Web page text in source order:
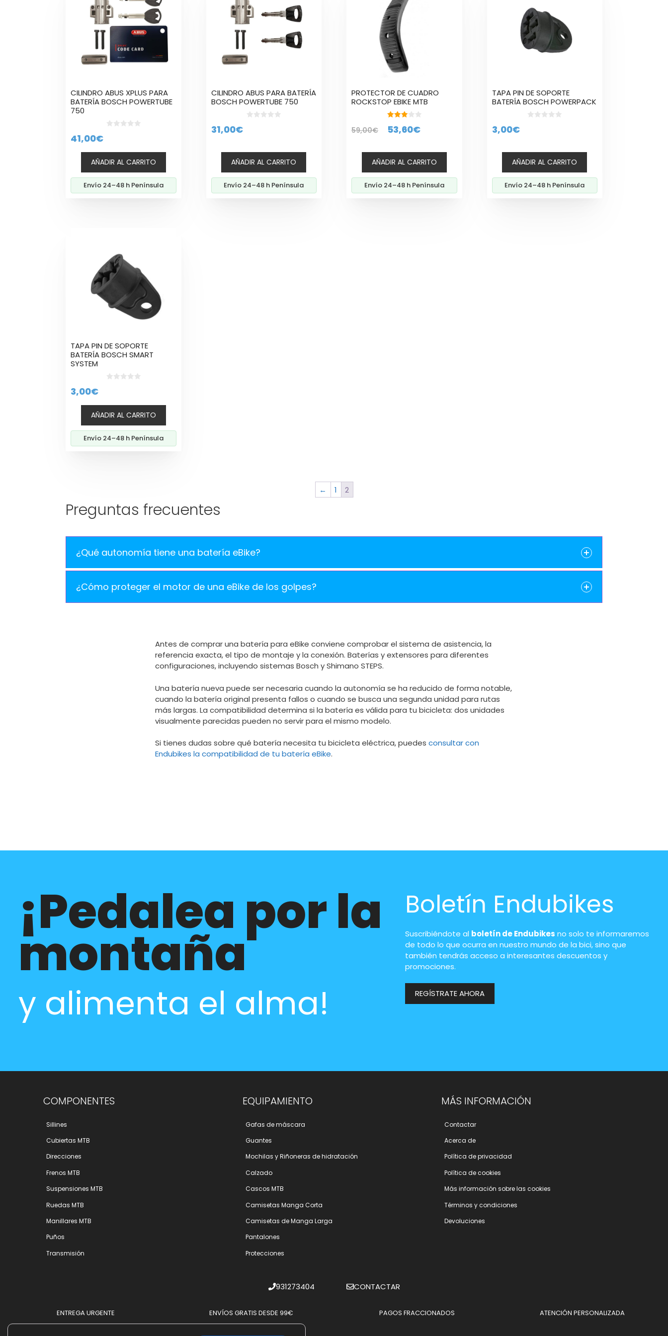
CILINDRO ABUS XPLUS PARA
BATERÍA BOSCH POWERTUBE
750
41,00€
AÑADIR AL CARRITO
Envío 24–48 h Península
CILINDRO ABUS PARA BATERÍA
BOSCH POWERTUBE 750
31,00€
AÑADIR AL CARRITO
Envío 24–48 h Península
PROTECTOR DE CUADRO
ROCKSTOP EBIKE MTB
de 5
59,00€
El
original
59,00€.
53,60€El
actual
53,60€.
AÑADIR AL CARRITO
Envío 24–48 h Península
TAPA PIN DE SOPORTE
BATERÍA BOSCH POWERPACK
3,00€
AÑADIR AL CARRITO
Envío 24–48 h Península
TAPA PIN DE SOPORTE
BATERÍA BOSCH SMART
SYSTEM
3,00€
AÑADIR AL CARRITO
Envío 24–48 h Península
← 1 2
Preguntas frecuentes
¿Qué autonomía tiene una batería eBike?
¿Cómo proteger el motor de una eBike de los golpes?
Antes de comprar una batería para eBike conviene comprobar el sistema de asistencia, la
referencia exacta, el tipo de montaje y la conexión. Baterías y extensores para diferentes
configuraciones, incluyendo sistemas Bosch y Shimano STEPS.
Una batería nueva puede ser necesaria cuando la autonomía se ha reducido de forma notable,
cuando la batería original presenta fallos o cuando se busca una segunda unidad para rutas
más largas. La compatibilidad determina si la batería es válida para tu bicicleta: dos unidades
visualmente parecidas pueden no servir para el mismo modelo.
Si tienes dudas sobre qué batería necesita tu bicicleta eléctrica, puedes consultar con
Endubikes la compatibilidad de tu batería eBike.
¡Pedalea por la
montaña
y alimenta el alma!
Boletín Endubikes
Suscribiéndote al boletín de Endubikes no solo te informaremos
de todo lo que ocurra en nuestro mundo de la bici, sino que
también tendrás acceso a interesantes descuentos y
promociones.
REGÍSTRATE AHORA
COMPONENTES
Sillines
Cubiertas MTB
Direcciones
Frenos MTB
Suspensiones MTB
Ruedas MTB
Manillares MTB
Puños
Transmisión
EQUIPAMIENTO
Gafas de máscara
Guantes
Mochilas y Riñoneras de hidratación
Calzado
Cascos MTB
Camisetas Manga Corta
Camisetas de Manga Larga
Pantalones
Protecciones
MÁS INFORMACIÓN
Contactar
Acerca de
Polí­tica de privacidad
Polí­tica de cookies
Más información sobre las cookies
Términos y condiciones
Devoluciones
931273404 CONTACTAR
ENTREGA URGENTE ENVÍOS GRATIS DESDE 99€ PAGOS FRACCIONADOS ATENCIÓN PERSONALIZADA